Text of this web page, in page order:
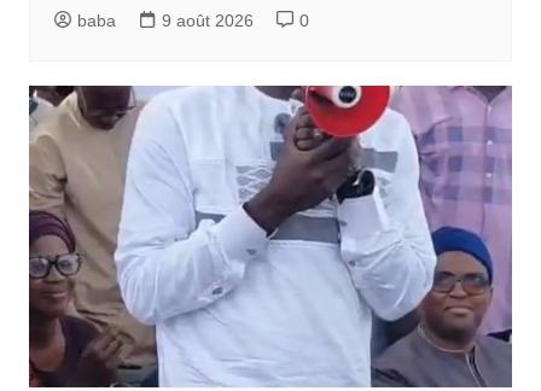
baba 9 août 2026 0